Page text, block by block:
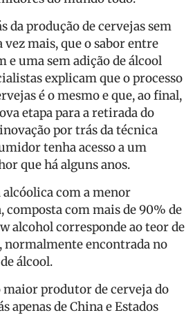
da produção de cervejas sem
mais, que o sabor entre
e uma sem adição de álcool
explicam que o processo
é o mesmo e que, ao final,
etapa para a retirada do
por trás da técnica
tenha acesso a um
que há alguns anos.
alcóolica com a menor
composta com mais de 90% de
alcohol corresponde ao teor de
normalmente encontrada no
álcool.
maior produtor de cerveja do
apenas de China e Estados